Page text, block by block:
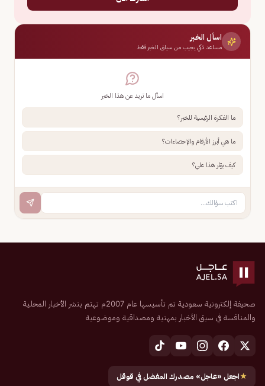
اسأل الخبر
مساعد ذكي يجيب من سياق الخبر فقط
اسأل ما تريد عن هذا الخبر
ما الفكرة الرئيسية للخبر؟
ما هي أبرز الأرقام والإحصاءات؟
كيف يؤثر هذا علي؟
صحيفة إلكترونية سعودية تم تأسيسها عام 2007م تهتم بنشر الأخبار المحلية
والمنافسة في سبق الأخبار بمهنية ومصداقية وموضوعية
★اجعل «عاجل» مصدرك المفضل في قوقل